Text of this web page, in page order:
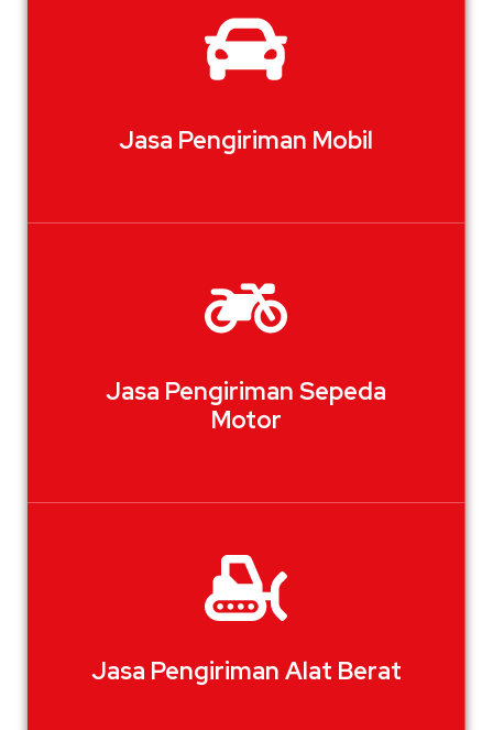
Jasa Pengiriman Mobil
Jasa Pengiriman Sepeda
Motor
Jasa Pengiriman Alat Berat